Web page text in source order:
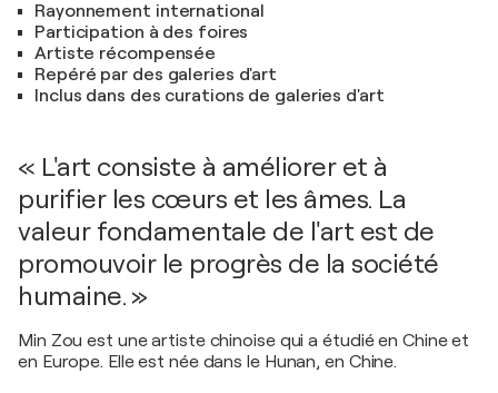
Rayonnement international
Participation à des foires
Artiste récompensée
Repéré par des galeries d'art
Inclus dans des curations de galeries d'art
« L'art consiste à améliorer et à
purifier les cœurs et les âmes. La
valeur fondamentale de l'art est de
promouvoir le progrès de la société
humaine. »
Min Zou est une artiste chinoise qui a étudié en Chine et
en Europe. Elle est née dans le Hunan, en Chine.